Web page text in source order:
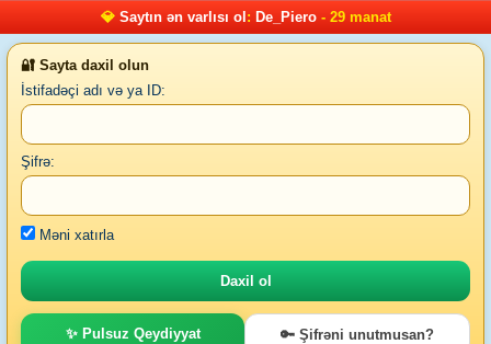
💎 Saytın ən varlısı ol : De_Piero- 29 manat
🔐 Sayta daxil olun
İstifadəçi adı və ya ID:
Şifrə:
Məni xatırla
✨ Pulsuz Qeydiyyat 🔑 Şifrəni unutmusan?